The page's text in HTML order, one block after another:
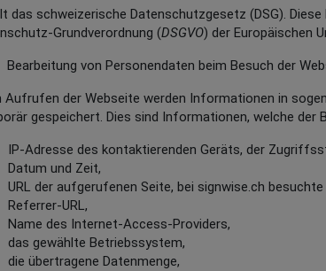
das schweizerische Datenschutzgesetz (DSG).
Grundverordnung (DSGVO) der Europäischen
von Personendaten beim Besuch der
Aufrufen der Webseite werden Informationen in
gespeichert. Dies sind Informationen, welche
IP-Adresse des kontaktierenden Geräts, der
Datum und Zeit,
URL der aufgerufenen Seite, bei signwise.ch besuchte
Referrer-URL,
Name des Internet-Access-Providers,
das gewählte Betriebssystem,
die übertragene Datenmenge,